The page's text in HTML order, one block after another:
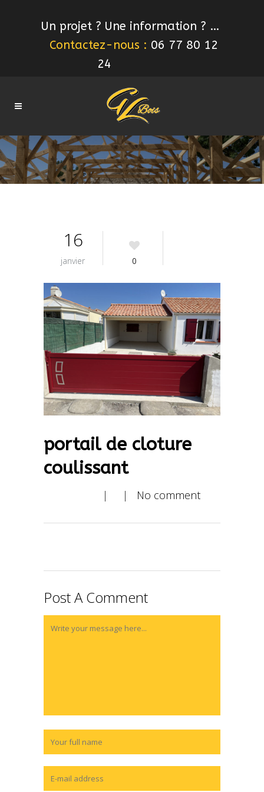
Un projet ? Une information ? …
Contactez-nous : 06 77 80 12
24
16
janvier 0
portail de cloture
coulissant
| | No comment
Post A Comment